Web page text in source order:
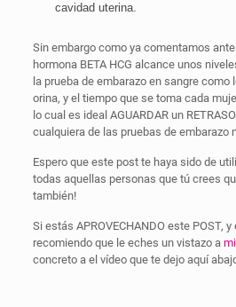
cavidad uterina.
Sin embargo como ya comentamos
hormona BETA HCG alcance unos
la prueba de embarazo en sangre como
orina, y el tiempo que se toma cada
lo cual es ideal AGUARDAR un
cualquiera de las pruebas de embarazo
Espero que este post te haya sido de
todas aquellas personas que tú crees
también!
Si estás APROVECHANDO este POST,
recomiendo que le eches un vistazo a
concreto a el vídeo que te dejo aquí